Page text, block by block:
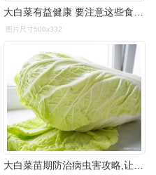
图片尺寸500x332